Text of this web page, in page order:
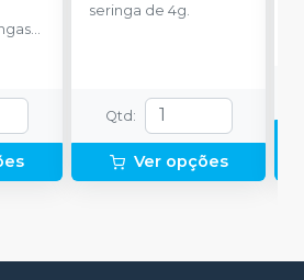
seringa de 4g.
Qtd :
Ver opções
1